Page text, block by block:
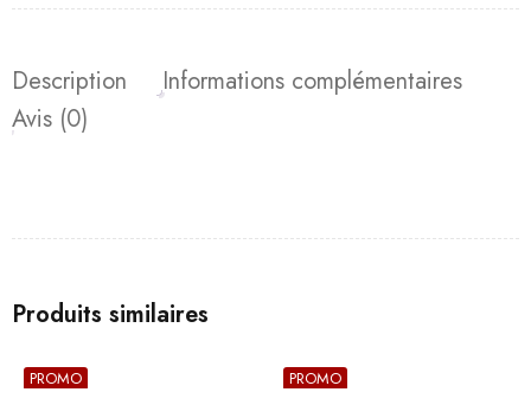
Description
Informations complémentaires
Avis (0)
Produits similaires
PROMO PROMO